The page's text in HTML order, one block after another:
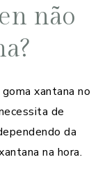
não
xantana no
de
da
na hora.